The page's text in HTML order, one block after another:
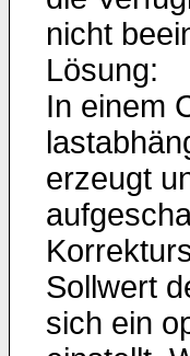
nicht
Lösung:
In einem
erzeugt
Sollwert
sich ein